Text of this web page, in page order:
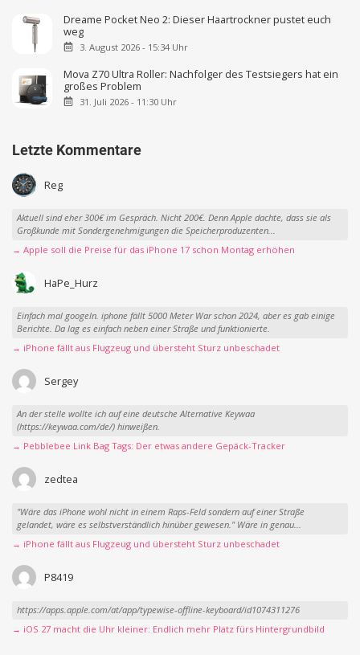
Dreame Pocket Neo 2: Dieser Haartrockner pustet euch
weg
3. August 2026 - 15:34 Uhr
Mova Z70 Ultra Roller: Nachfolger des Testsiegers hat ein
großes Problem
31. Juli 2026 - 11:30 Uhr
Letzte Kommentare
Reg
Aktuell sind eher 300€ im Gespräch. Nicht 200€. Denn Apple dachte, dass sie als
Großkunde mit Sondergenehmigungen die Speicherproduzenten...
→ Apple soll die Preise für das iPhone 17 schon Montag erhöhen
HaPe_Hurz
Einfach mal googeln. iphone fällt 5000 Meter War schon 2024, aber es gab einige
Berichte. Da lag es einfach neben einer Straße und funktionierte.
→ iPhone fällt aus Flugzeug und übersteht Sturz unbeschadet
Sergey
An der stelle wollte ich auf eine deutsche Alternative Keywaa
(https://keywaa.com/de/) hinweißen.
→ Pebblebee Link Bag Tags: Der etwas andere Gepäck-Tracker
zedtea
"Wäre das iPhone wohl nicht in einem Raps-Feld sondern auf einer Straße
gelandet, wäre es selbstverständlich hinüber gewesen." Wäre in genau...
→ iPhone fällt aus Flugzeug und übersteht Sturz unbeschadet
P8419
https://apps.apple.com/at/app/typewise-offline-keyboard/id1074311276
→ iOS 27 macht die Uhr kleiner: Endlich mehr Platz fürs Hintergrundbild